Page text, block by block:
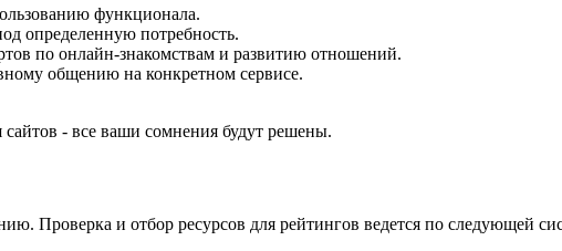
функционала.
определенную потребность.
по онлайн-знакомствам и развитию отношений.
общению на конкретном сервисе.
- все ваши сомнения будут решены.
Проверка и отбор ресурсов для рейтингов ведется по следующей